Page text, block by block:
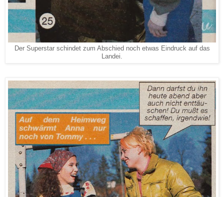
Der Superstar schindet zum Abschied noch etwas Eindruck auf das
Landei.